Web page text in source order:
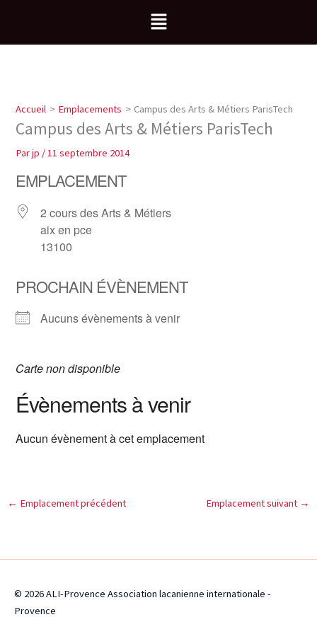
contenu
Menu
Accueil Emplacements Campus des Arts & Métiers ParisTech
Campus des Arts & Métiers ParisTech
Parjp /11 septembre 2014
EMPLACEMENT
2 cours des Arts & Métiers
aix en pce
13100
PROCHAIN ÉVÈNEMENT
Aucuns évènements à venir
Carte non disponible
Évènements à venir
Aucun évènement à cet emplacement
← Emplacement précédent Emplacement suivant →
© 2026 ALI-Provence Association lacanienne internationale -
Provence